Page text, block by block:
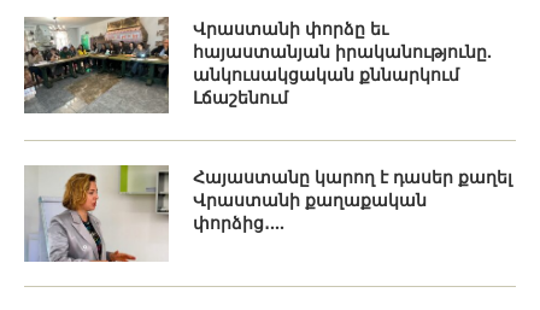
Վրաստանի փորձը եւ
հայաստանյան իրականությունը.
անկուսակցական քննարկում
Լճաշենում
Հայաստանը կարող է դասեր քաղել
Վրաստանի քաղաքական
փորձից․...